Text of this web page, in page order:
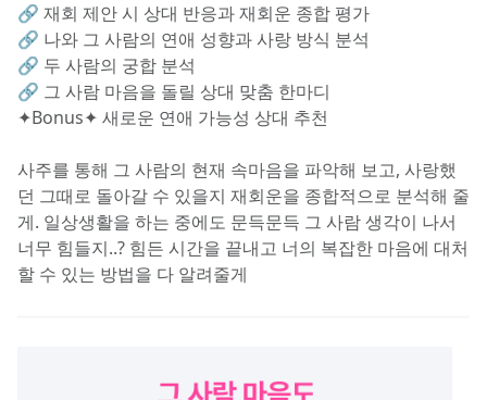
🔗 재회 제안 시 상대 반응과 재회운 종합 평가
🔗 나와 그 사람의 연애 성향과 사랑 방식 분석
🔗 두 사람의 궁합 분석
🔗 그 사람 마음을 돌릴 상대 맞춤 한마디
✦Bonus✦ 새로운 연애 가능성 상대 추천
사주를 통해 그 사람의 현재 속마음을 파악해 보고, 사랑했
던 그때로 돌아갈 수 있을지 재회운을 종합적으로 분석해 줄
게. 일상생활을 하는 중에도 문득문득 그 사람 생각이 나서
너무 힘들지..? 힘든 시간을 끝내고 너의 복잡한 마음에 대처
할 수 있는 방법을 다 알려줄게